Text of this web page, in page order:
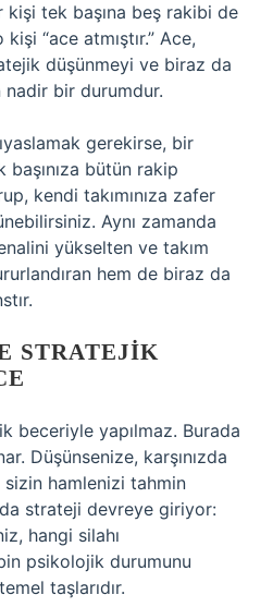
tek başına beş rakibi de
“ace atmıştır.” Ace,
düşünmeyi ve biraz da
nadir bir durumdur.
gerekirse, bir
bütün rakip
kendi takımınıza zafer
Aynı zamanda
yükselten ve takım
hem de biraz da
STRATEJIK
beceriyle yapılmaz. Burada
Düşünsenize, karşınızda
hamlenizi tahmin
strateji devreye giriyor:
hangi silahı
psikolojik durumunu
taşlarıdır.